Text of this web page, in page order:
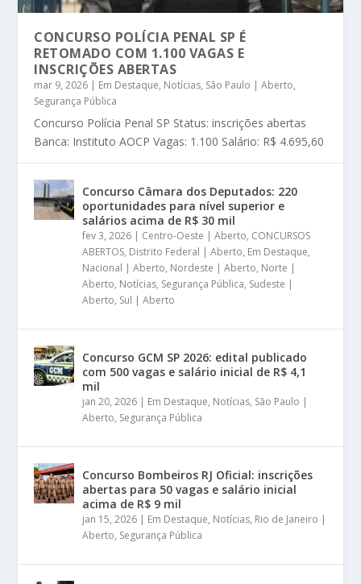
CONCURSO POLÍCIA PENAL SP É
RETOMADO COM 1.100 VAGAS E
INSCRIÇÕES ABERTAS
mar 9, 2026 | Em Destaque, Notícias, São Paulo | Aberto,
Segurança Pública
Concurso Polícia Penal SP Status: inscrições abertas
Banca: Instituto AOCP Vagas: 1.100 Salário: R$ 4.695,60
Concurso Câmara dos Deputados: 220
oportunidades para nível superior e
salários acima de R$ 30 mil
fev 3, 2026 | Centro-Oeste | Aberto, CONCURSOS
ABERTOS, Distrito Federal | Aberto, Em Destaque,
Nacional | Aberto, Nordeste | Aberto, Norte |
Aberto, Notícias, Segurança Pública, Sudeste |
Aberto, Sul | Aberto
Concurso GCM SP 2026: edital publicado
com 500 vagas e salário inicial de R$ 4,1
mil
jan 20, 2026 | Em Destaque, Notícias, São Paulo |
Aberto, Segurança Pública
Concurso Bombeiros RJ Oficial: inscrições
abertas para 50 vagas e salário inicial
acima de R$ 9 mil
jan 15, 2026 | Em Destaque, Notícias, Rio de Janeiro |
Aberto, Segurança Pública